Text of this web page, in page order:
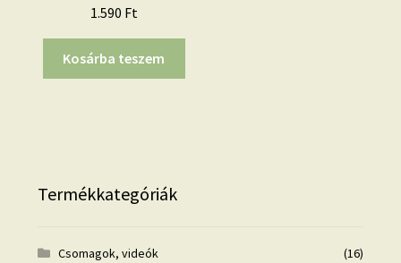
1.590 Ft
Kosárba teszem
Termékkategóriák
Csomagok, videók
(16)